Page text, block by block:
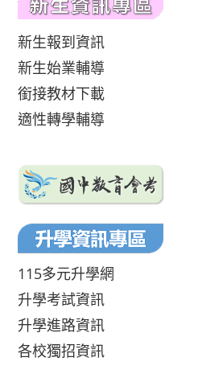
新生報到資訊
新生始業輔導
銜接教材下載
適性轉學輔導
115多元升學網
升學考試資訊
升學進路資訊
各校獨招資訊